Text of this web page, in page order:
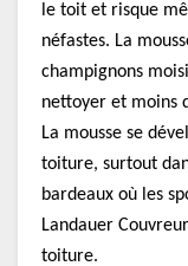
le toit et risque
néfastes. La
champignons
nettoyer et moins
La mousse se
toiture, surtout
bardeaux où les
Landauer
toiture.